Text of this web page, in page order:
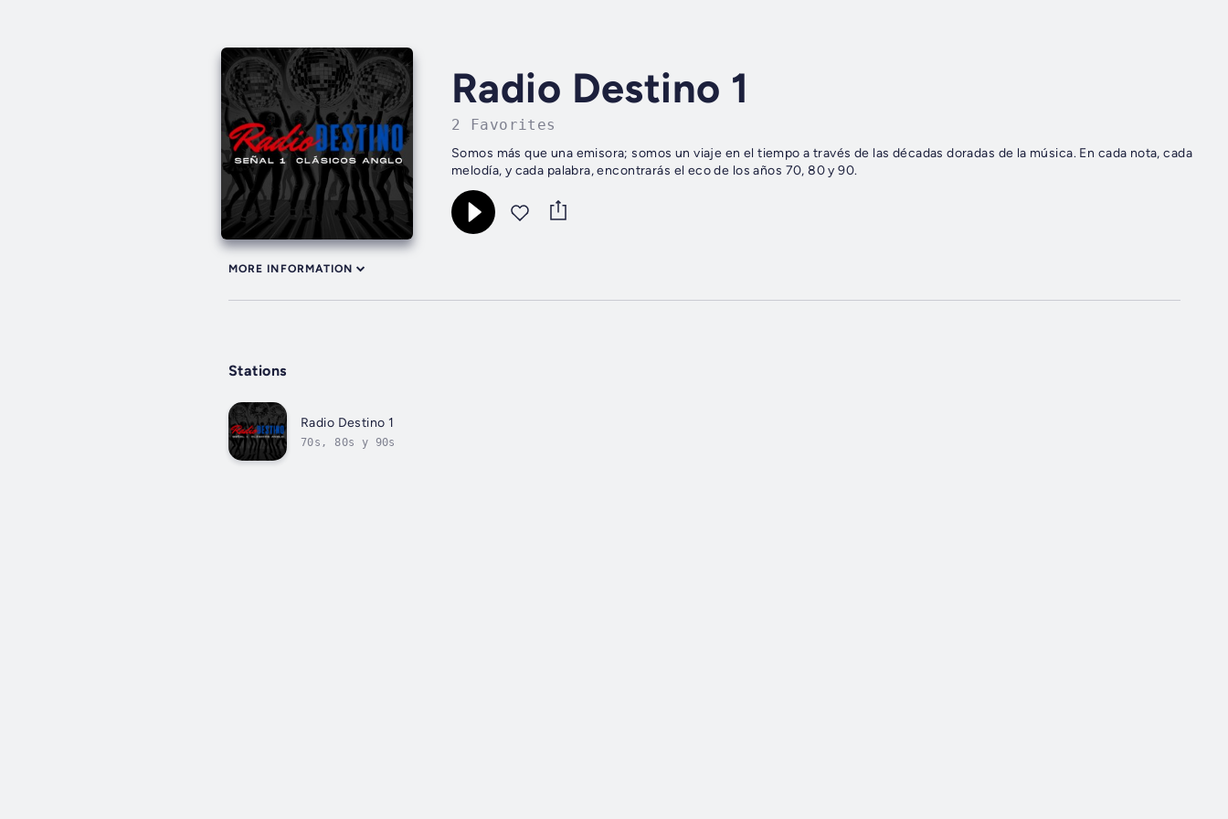
Radio Destino 1
2 Favorites
Somos más que una emisora; somos un viaje en el tiempo a través de las décadas doradas de la música. En cada nota, cada
melodía, y cada palabra, encontrarás el eco de los años 70, 80 y 90.
MORE INFORMATION
Stations
Radio Destino 1
70s, 80s y 90s